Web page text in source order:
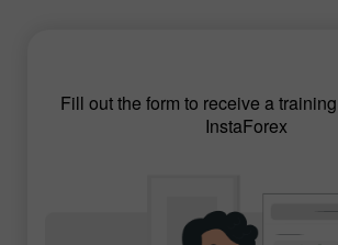
Fill out the form to receive a
InstaForex